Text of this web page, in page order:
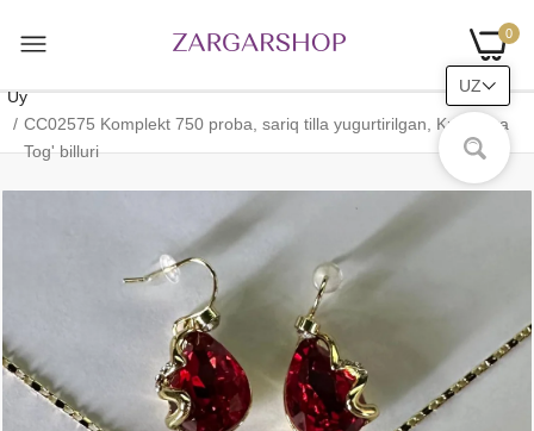
0
Uy
CC02575 Komplekt 750 proba, sariq tilla yugurtirilgan, Kristall va
Tog' billuri
UZ